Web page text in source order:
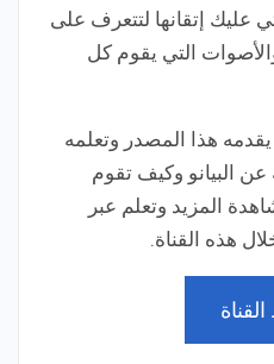
عليك إتقانها لتتعرف على
والأصوات التي يقوم كل
هذا المصدر وتعلمه
البيانو وكيف تقوم
المزيد وتعلم عبر
هذه القناة.